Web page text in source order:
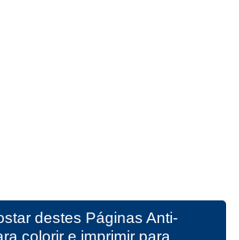
destes Páginas Anti-
colorir e imprimir para